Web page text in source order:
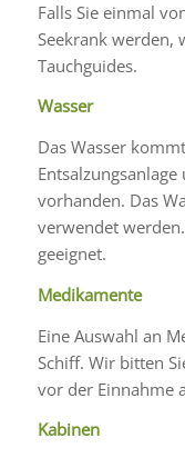
Falls Sie einmal
Seekrank werden,
Tauchguides.
Wasser
Das Wasser
vorhanden. Das
verwendet
geeignet.
Medikamente
Eine Auswahl an
Schiff. Wir bitten
vor der Einnahme
Kabinen